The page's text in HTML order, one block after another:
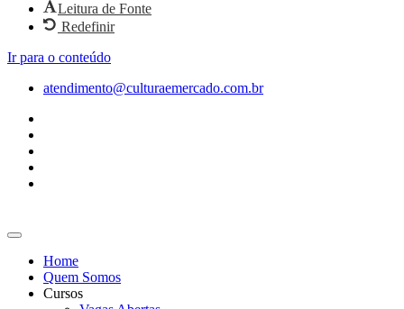
Leitura de Fonte
Redefinir
Ir para o conteúdo
atendimento@culturaemercado.com.br
Home
Quem Somos
Cursos